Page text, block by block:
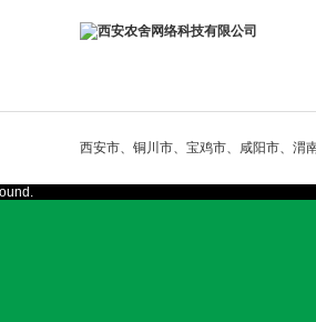
西安市、铜川市、宝鸡市、咸阳市、渭